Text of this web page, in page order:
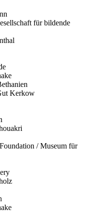
für bildende
Kerkow
/ Museum für